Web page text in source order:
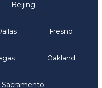
Beijing
Fresno
Oakland
Sacramento